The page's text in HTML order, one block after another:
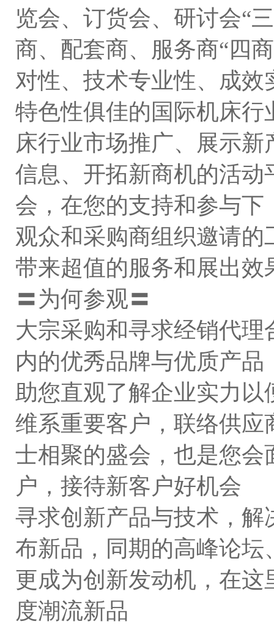
览会、订货会、研讨会“
商、配套商、服务商“四
对性、技术专业性、成
特色性俱佳的国际机床
床行业市场推广、展示
信息、开拓新商机的活
会，在您的支持和参与
观众和采购商组织邀请
带来超值的服务和展出效
〓为何参观〓
大宗采购和寻求经销代
内的优秀品牌与优质产
助您直观了解企业实力以
维系重要客户，联络供应
士相聚的盛会，也是您
户，接待新客户好机会
寻求创新产品与技术，解
布新品，同期的高峰论
更成为创新发动机，在
度潮流新品